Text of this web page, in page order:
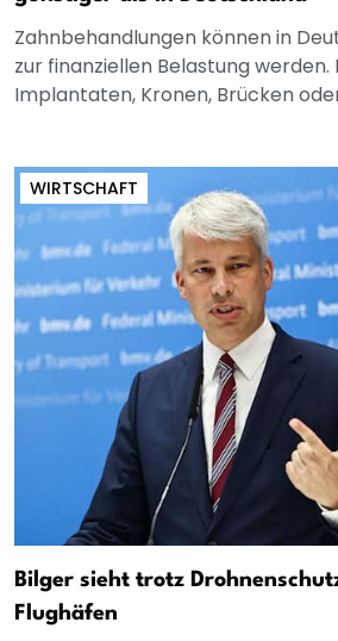
Zahnbehandlungen können in
zur finanziellen Belastung werden.
Implantaten, Kronen, Brücken
WIRTSCHAFT
Bilger sieht trotz
Flughäfen